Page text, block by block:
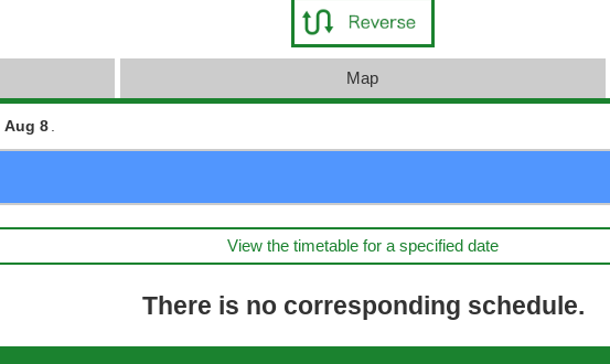
Map
Aug 8
View the timetable for a specified date
There is no corresponding schedule.